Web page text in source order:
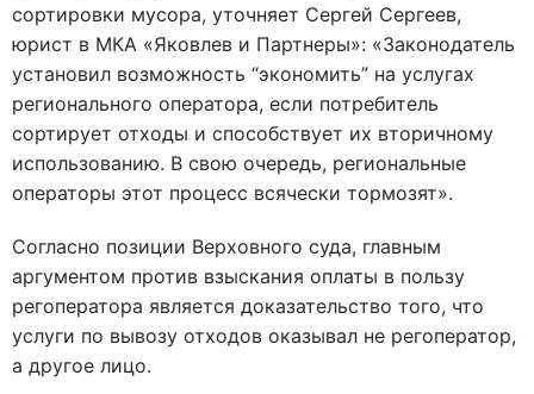
сортировки мусора, уточняет Сергей Сергеев,
юрист в МКА «Яковлев и Партнеры»: «Законодатель
установил возможность “экономить” на услугах
регионального оператора, если потребитель
сортирует отходы и способствует их вторичному
использованию. В свою очередь, региональные
операторы этот процесс всячески тормозят».
Согласно позиции Верховного суда, главным
аргументом против взыскания оплаты в пользу
регоператора является доказательство того, что
услуги по вывозу отходов оказывал не регоператор,
а другое лицо.